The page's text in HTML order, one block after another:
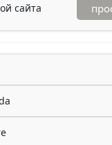
сайта